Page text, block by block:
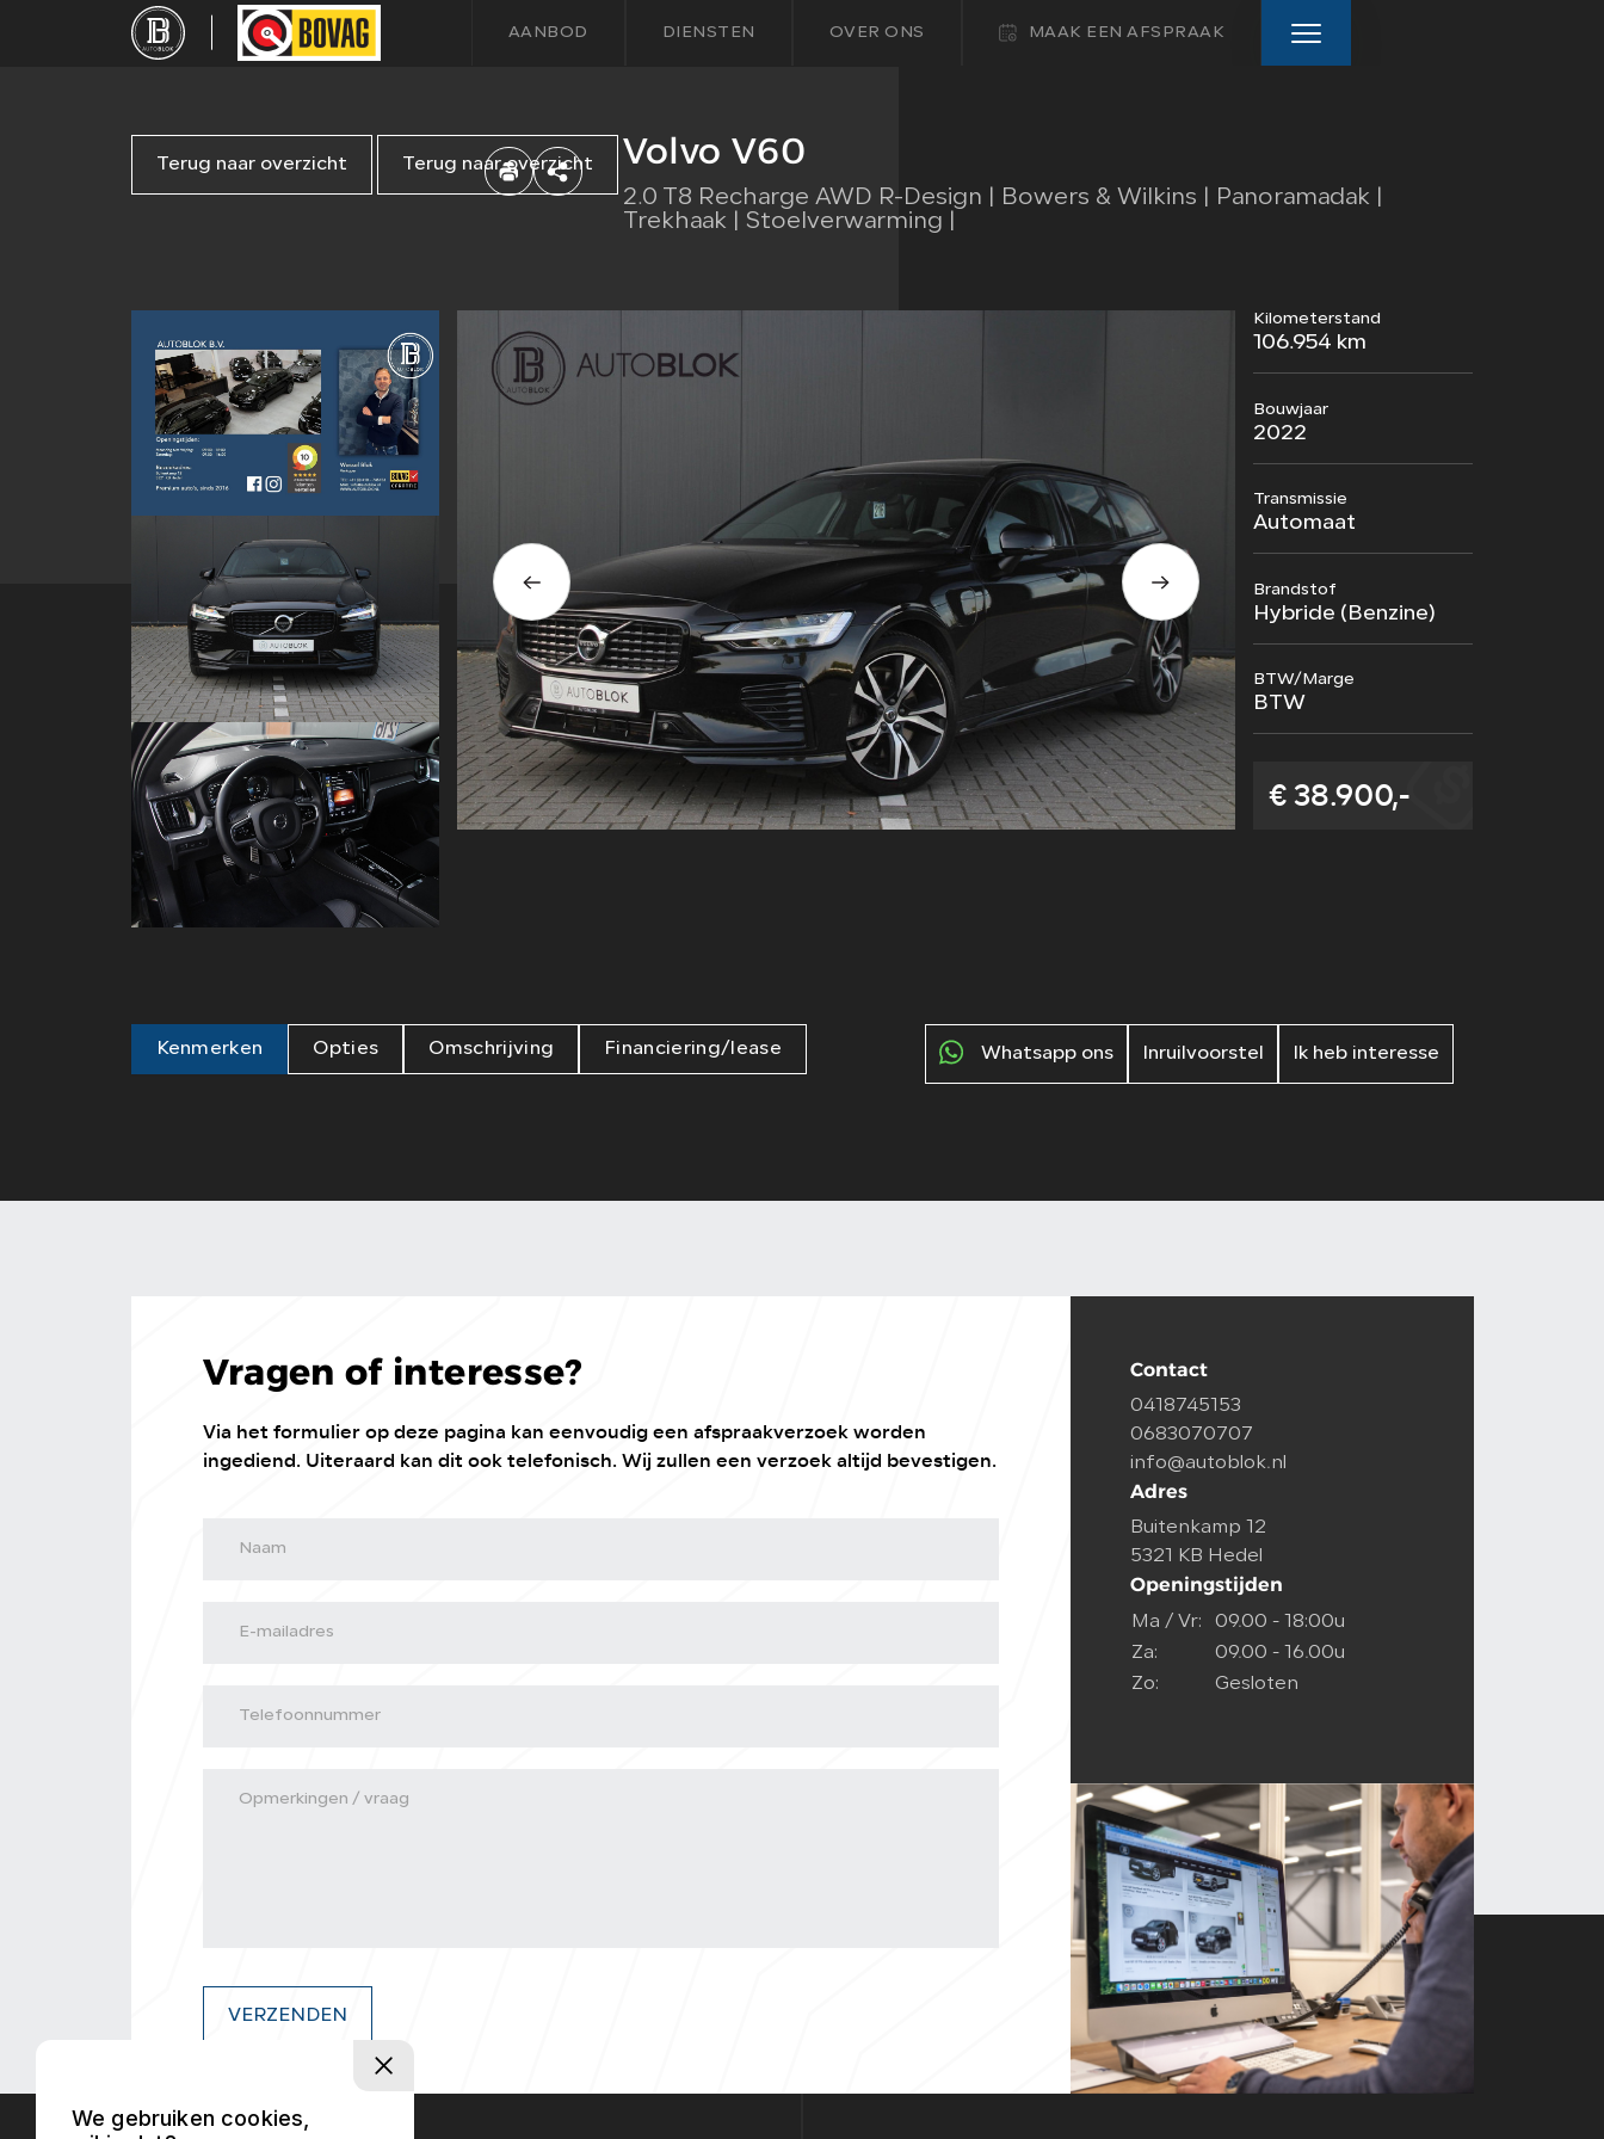
AANBOD DIENSTEN OVER ONS MAAK EEN AFSPRAAK
AANBOD
VERKOCHT
CONTACT
VOLVO RETROFIT
Terug naar overzicht Terug naar overzicht Volvo V60
2.0 T8 Recharge AWD R-Design | Bowers & Wilkins | Panoramadak |
Trekhaak | Stoelverwarming |
Kilometerstand
106.954 km
Bouwjaar
2022
Transmissie
Automaat
Brandstof
Hybride (Benzine)
BTW/Marge
BTW
€ 38.900,-
Whatsapp ons Inruilvoorstel Ik heb interesse
Kenmerken Opties Omschrijving Financiering/lease
Vragen of interesse?
Via het formulier op deze pagina kan eenvoudig een afspraakverzoek worden
ingediend. Uiteraard kan dit ook telefonisch. Wij zullen een verzoek altijd bevestigen.
VERZENDEN
Contact
0418745153
0683070707
info@autoblok.nl
Adres
Buitenkamp 12
5321 KB Hedel
Openingstijden
Ma / Vr:
09.00 - 18:00u
Za:
09.00 - 16.00u
Zo:
Gesloten
We gebruiken cookies,